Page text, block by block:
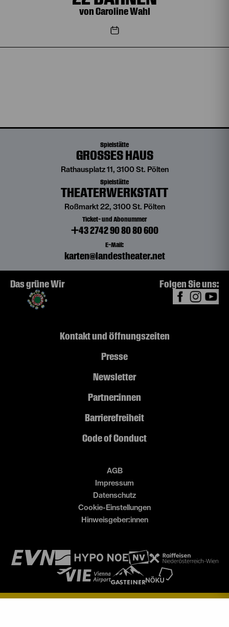
von Caroline Wahl
Spielstätte
GROSSES HAUS
Rathausplatz 11, 3100 St. Pölten
Spielstätte
THEATERWERKSTATT
Roßmarkt 22, 3100 St. Pölten
Ticket- und Abonummer
+43 2742 90 80 80 600
E-Mail:
karten@landestheater.net
Das grüne Wir Folgen Sie uns:
Kontakt und Öffnungszeiten
Presse
Newsletter
Partner:innen
Barrierefreiheit
Code of Conduct
AGB
Impressum
Datenschutz
Cookie-Einstellungen
Hinweisgeber:innen